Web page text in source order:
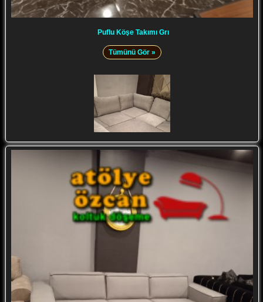
Puflu Köşe Takımı Grı
Tümünü Gör »